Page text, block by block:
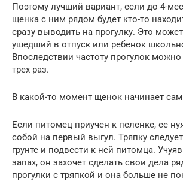
Поэтому лучший вариант, если до 4-
щенка с ним рядом будет кто-то
сразу выводить на прогулку. Это
ушедший в отпуск или ребенок
Впоследствии частоту прогулок
трех раз.
В какой-то момент щенок начинает
Если питомец приучен к пеленке, ее
собой на первый выгул. Тряпку
грунте и подвести к ней питомца.
запах, он захочет сделать свои дела
прогулки с тряпкой и она больше не